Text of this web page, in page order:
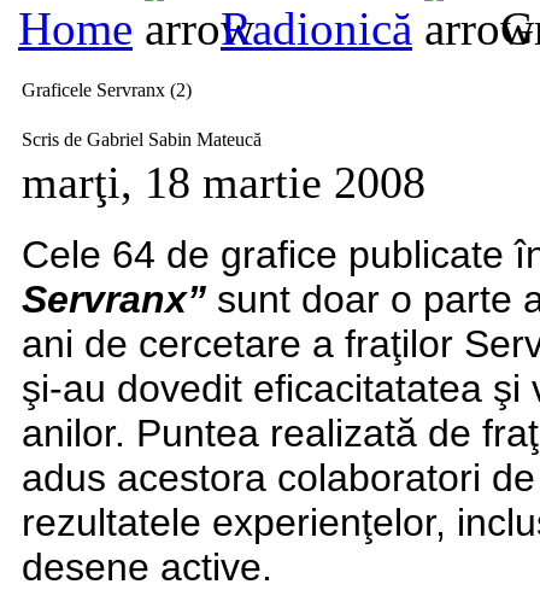
Home Radionică
Graficele Servranx (2)
Scris de Gabriel Sabin Mateucă
marţi, 18 martie 2008
Cele 64 de grafice publicate
Servranx” sunt doar o parte
ani de cercetare a fraţilor
şi-au dovedit eficacitatatea şi
anilor. Puntea realizată de
adus acestora colaboratori
rezultatele experienţelor,
desene active.